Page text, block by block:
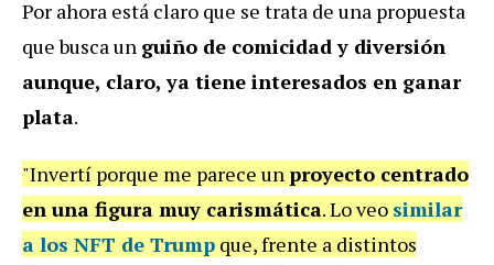
Por ahora está claro que se trata de una propuesta
que busca un guiño de comicidad y diversión
aunque, claro, ya tiene interesados en ganar
plata.
"Invertí porque me parece unproyecto centrado
en una figura muy carismática. Lo veo similar
a los NFT de Trump que, frente a distintos